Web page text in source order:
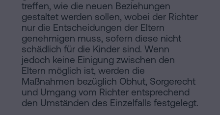
treffen, wie die neuen Beziehungen
gestaltet werden sollen, wobei der Richter
nur die Entscheidungen der Eltern
genehmigen muss, sofern diese nicht
schädlich für die Kinder sind. Wenn
jedoch keine Einigung zwischen den
Eltern möglich ist, werden die
Maßnahmen bezüglich Obhut, Sorgerecht
und Umgang vom Richter entsprechend
den Umständen des Einzelfalls festgelegt.